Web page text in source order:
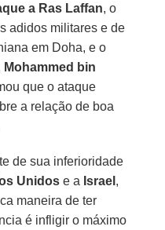
a Ras Laffan, o
adidos militares e de
em Doha, e o
Mohammed bin
que o ataque
a relação de boa
de sua inferioridade
Unidos e a Israel ,
maneira de ter
é infligir o máximo